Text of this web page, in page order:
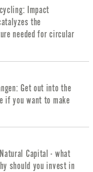
Impact
the
needed for circular
Get out into the
if you want to make
Natural Capital - what
should you invest in